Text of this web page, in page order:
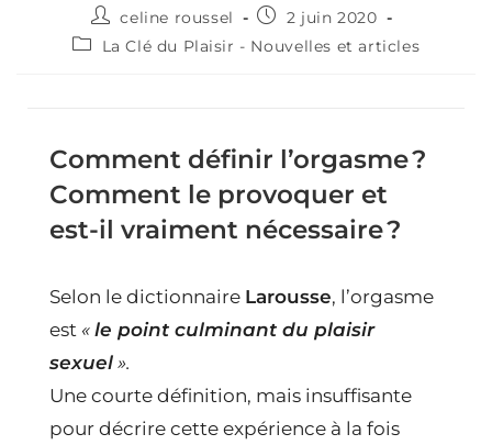
celine roussel
2 juin 2020
La Clé du Plaisir - Nouvelles et articles
Comment définir l’orgasme ?
Comment le provoquer et
est-il vraiment nécessaire ?
Selon le dictionnaire Larousse, l’orgasme
est « le point culminant du plaisir
sexuel ».
Une courte définition, mais insuffisante
pour décrire cette expérience à la fois